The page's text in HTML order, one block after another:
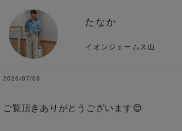
たなか
イオンジェームス山
2026/07/03
ご覧頂きありがとうございます😊